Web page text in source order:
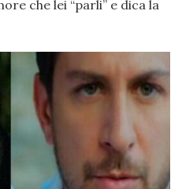
che lei “parli” e dica la